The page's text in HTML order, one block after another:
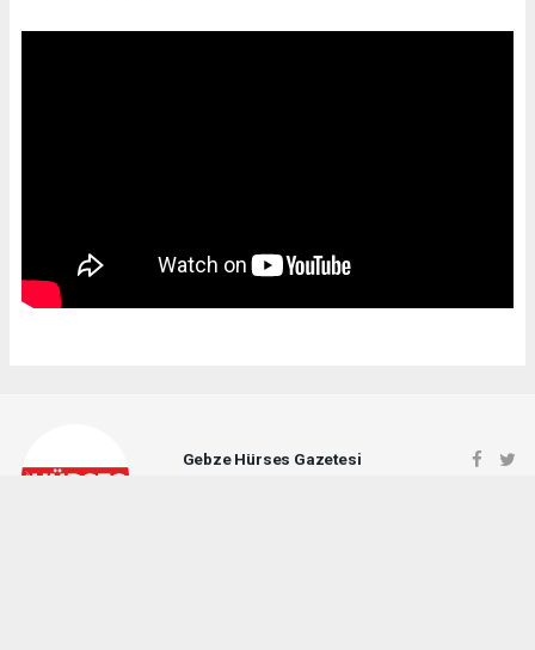
Gebze Hürses Gazetesi